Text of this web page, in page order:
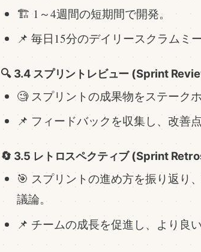
🏗️ 1～4週間の短期間で開発。
📌 毎日15分のデイリースクラムミ
🔍 3.4 スプリントレビュー (Sprint
🧐 スプリントの成果物をステーク
📌 フィードバックを収集し、改善
🔄 3.5 レトロスペクティブ (Sprint
🎯 スプリントの進め方を振り返り
議論。
📌 チームの成長を促進し、より良